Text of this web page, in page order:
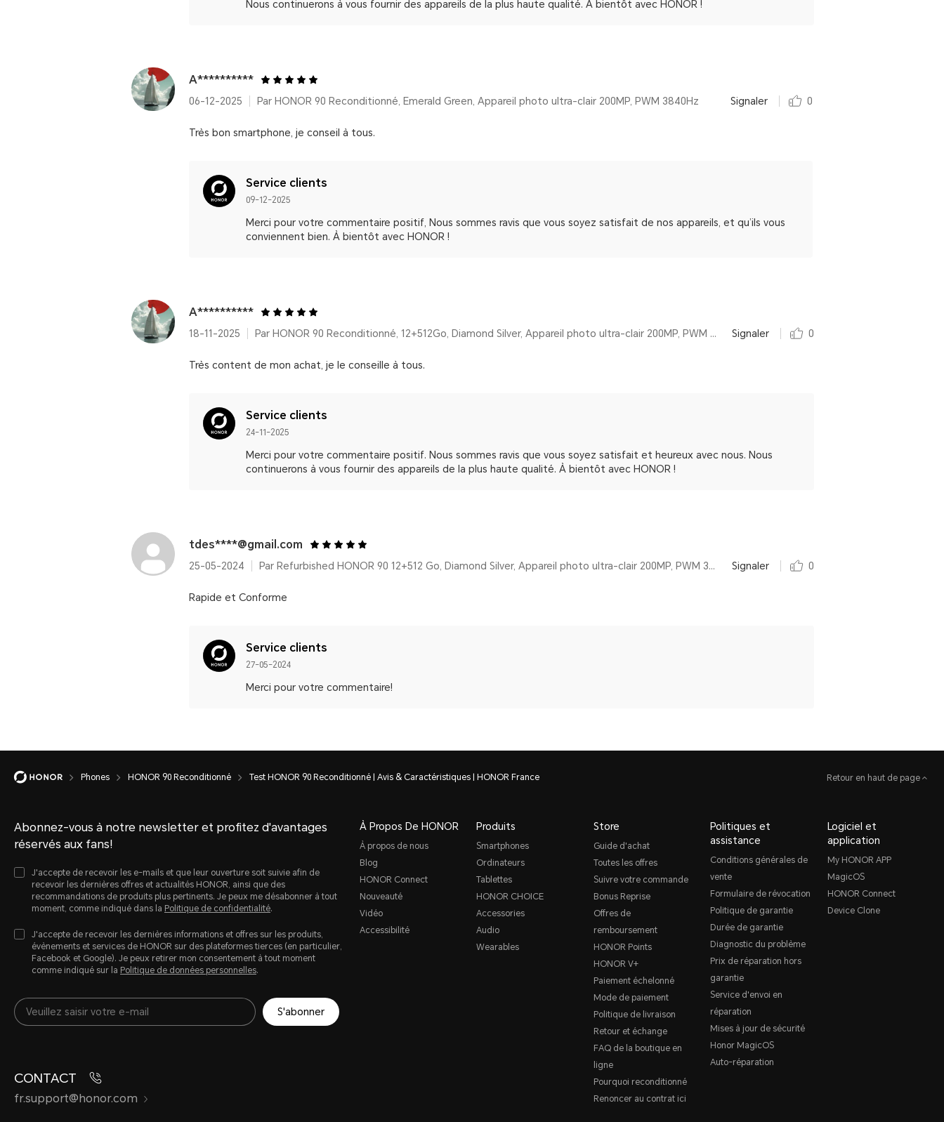
Nous continuerons à vous fournir des appareils de la plus haute qualité. À bientôt avec HONOR !
A**********
06-12-2025 Par HONOR 90 Reconditionné, Emerald Green, Appareil photo ultra-clair 200MP, PWM 3840Hz Signaler 0
Très bon smartphone, je conseil à tous.
Service clients
09-12-2025
Merci pour votre commentaire positif, Nous sommes ravis que vous soyez satisfait de nos appareils, et qu’ils vous
conviennent bien. À bientôt avec HONOR !
A**********
18-11-2025 Par HONOR 90 Reconditionné, 12+512Go, Diamond Silver, Appareil photo ultra-clair 200MP, PWM 3840Hz Signaler 0
Très content de mon achat, je le conseille à tous.
Service clients
24-11-2025
Merci pour votre commentaire positif. Nous sommes ravis que vous soyez satisfait et heureux avec nous. Nous
continuerons à vous fournir des appareils de la plus haute qualité. À bientôt avec HONOR !
tdes****@gmail.com
25-05-2024 Par Refurbished HONOR 90 12+512 Go, Diamond Silver, Appareil photo ultra-clair 200MP, PWM 3840Hz Signaler 0
Rapide et Conforme
Service clients
27-05-2024
Merci pour votre commentaire!
Phones HONOR 90 Reconditionné Test HONOR 90 Reconditionné | Avis & Caractéristiques | HONOR France Retour en haut de page
Abonnez-vous à notre newsletter et profitez d'avantages
réservés aux fans!
J'accepte de recevoir les e-mails et que leur ouverture soit suivie afin de
recevoir les dernières offres et actualités HONOR, ainsi que des
recommandations de produits plus pertinents. Je peux me désabonner à tout
moment, comme indiqué dans la Politique de confidentialité.
J'accepte de recevoir les dernières informations et offres sur les produits,
évènements et services de HONOR sur des plateformes tierces (en particulier,
Facebook et Google). Je peux retirer mon consentement à tout moment
comme indiqué sur la Politique de données personnelles.
S'abonner
CONTACT
fr.support@honor.com
À Propos De HONOR
À propos de nous
Blog
HONOR Connect
Nouveauté
Vidéo
Accessibilité
Produits
Smartphones
Ordinateurs
Tablettes
HONOR CHOICE
Accessories
Audio
Wearables
Store
Guide d'achat
Toutes les offres
Suivre votre commande
Bonus Reprise
Offres de
remboursement
HONOR Points
HONOR V+
Paiement échelonné
Mode de paiement
Politique de livraison
Retour et échange
FAQ de la boutique en
ligne
Pourquoi reconditionné
Renoncer au contrat ici
Politiques et
assistance
Conditions générales de
vente
Formulaire de révocation
Politique de garantie
Durée de garantie
Diagnostic du problème
Prix de réparation hors
garantie
Service d'envoi en
réparation
Mises à jour de sécurité
Honor MagicOS
Auto-réparation
Logiciel et
application
My HONOR APP
MagicOS
HONOR Connect
Device Clone